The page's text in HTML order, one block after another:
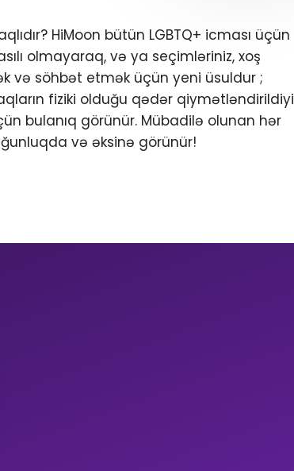
HiMoon bütün LGBTQ+ icması üçün
olmayaraq, və ya seçimləriniz, xoş
və söhbət etmək üçün yeni üsuldur ;
fiziki olduğu qədər qiymətləndirildiyi
bulanıq görünür. Mübadilə olunan hər
və əksinə görünür!